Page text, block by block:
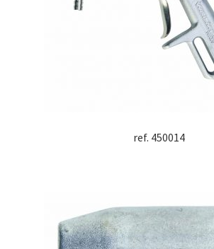
ref. 450014